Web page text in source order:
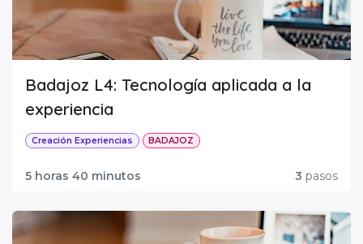
Badajoz L4: Tecnología aplicada a la
experiencia
Creación Experiencias BADAJOZ
5 horas 40 minutos 3 pasos